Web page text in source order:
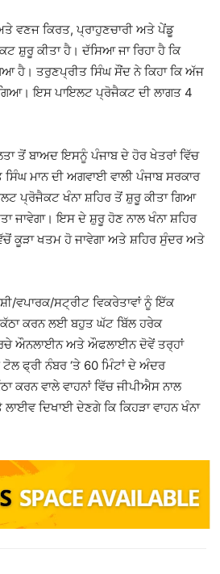
ਵਣਜ ਕਿਰਤ, ਪ੍ਰਾਹੁਣਚਾਰੀ ਅਤੇ ਪੇਂਡੂ
ਸ਼ੁਰੂ ਕੀਤਾ ਹੈ। ਦੱਸਿਆ ਜਾ ਰਿਹਾ ਹੈ ਕਿ
ਹੈ। ਤਰੁਣਪ੍ਰੀਤ ਸਿੰਘ ਸੌਂਦ ਨੇ ਕਿਹਾ ਕਿ ਅੱਜ
ਇਸ ਪਾਇਲਟ ਪ੍ਰੋਜੈਕਟ ਦੀ ਲਾਗਤ 4
ਤੋਂ ਬਾਅਦ ਇਸਨੂੰ ਪੰਜਾਬ ਦੇ ਹੋਰ ਖੇਤਰਾਂ ਵਿੱਚ
ਸਿੰਘ ਮਾਨ ਦੀ ਅਗਵਾਈ ਵਾਲੀ ਪੰਜਾਬ ਸਰਕਾਰ
ਪ੍ਰੋਜੈਕਟ ਖੰਨਾ ਸ਼ਹਿਰ ਤੋਂ ਸ਼ੁਰੂ ਕੀਤਾ ਗਿਆ
ਜਾਵੇਗਾ। ਇਸ ਦੇ ਸ਼ੁਰੂ ਹੋਣ ਨਾਲ ਖੰਨਾ ਸ਼ਹਿਰ
ਕੂੜਾ ਖਤਮ ਹੋ ਜਾਵੇਗਾ ਅਤੇ ਸ਼ਹਿਰ ਸੁੰਦਰ ਅਤੇ
ਵਪਾਰਕ/ਸਟ੍ਰੀਟ ਵਿਕਰੇਤਾਵਾਂ ਨੂੰ ਇੱਕ
ਕਰਨ ਲਈ ਬਹੁਤ ਘੱਟ ਬਿੱਲ ਹਰੇਕ
ਔਨਲਾਈਨ ਅਤੇ ਔਫਲਾਈਨ ਦੋਵੇਂ ਤਰ੍ਹਾਂ
ਫ੍ਰੀ ਨੰਬਰ ‘ਤੇ 60 ਮਿੰਟਾਂ ਦੇ ਅੰਦਰ
ਕਰਨ ਵਾਲੇ ਵਾਹਨਾਂ ਵਿੱਚ ਜੀਪੀਐਸ ਨਾਲ
ਦਿਖਾਈ ਦੇਣਗੇ ਕਿ ਕਿਹੜਾ ਵਾਹਨ ਖੰਨਾ